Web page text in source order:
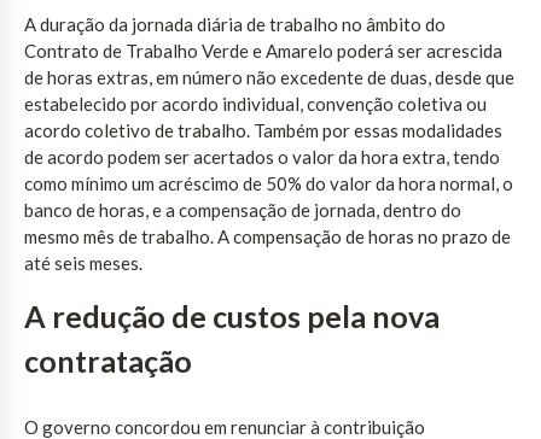
A duração da jornada diária de trabalho no âmbito do
Contrato de Trabalho Verde e Amarelo poderá ser acrescida
de horas extras, em número não excedente de duas, desde que
estabelecido por acordo individual, convenção coletiva ou
acordo coletivo de trabalho. Também por essas modalidades
de acordo podem ser acertados o valor da hora extra, tendo
como mínimo um acréscimo de 50% do valor da hora normal, o
banco de horas, e a compensação de jornada, dentro do
mesmo mês de trabalho. A compensação de horas no prazo de
até seis meses.
A redução de custos pela nova
contratação
O governo concordou em renunciar à contribuição